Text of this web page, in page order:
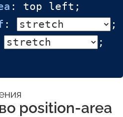
: top left ;
:
;
;
position-area